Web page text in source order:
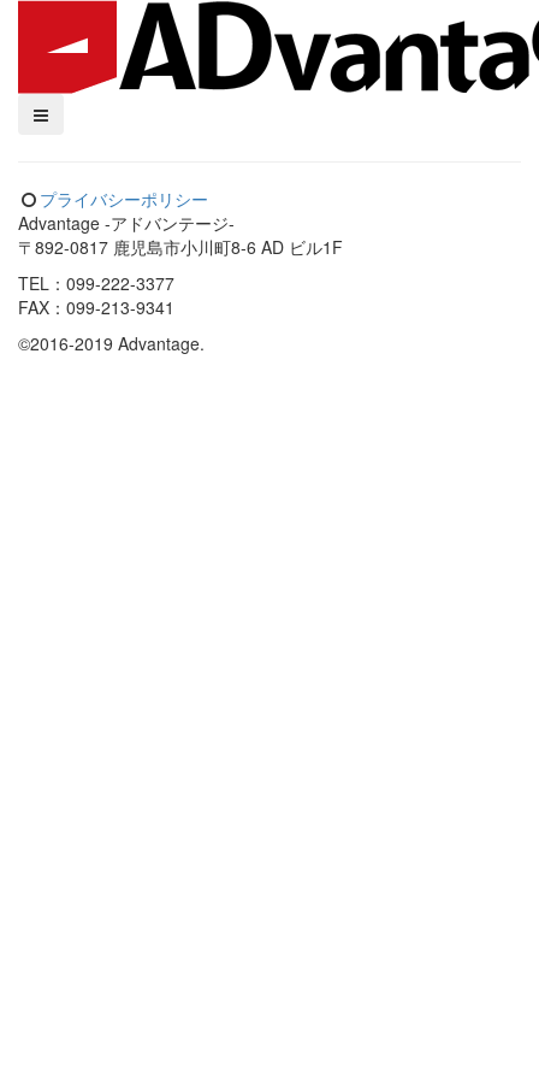
プライバシーポリシー
Advantage -アドバンテージ-
〒892-0817 鹿児島市小川町8-6 AD ビル1F
TEL：099-222-3377
FAX：099-213-9341
©2016-2019 Advantage.